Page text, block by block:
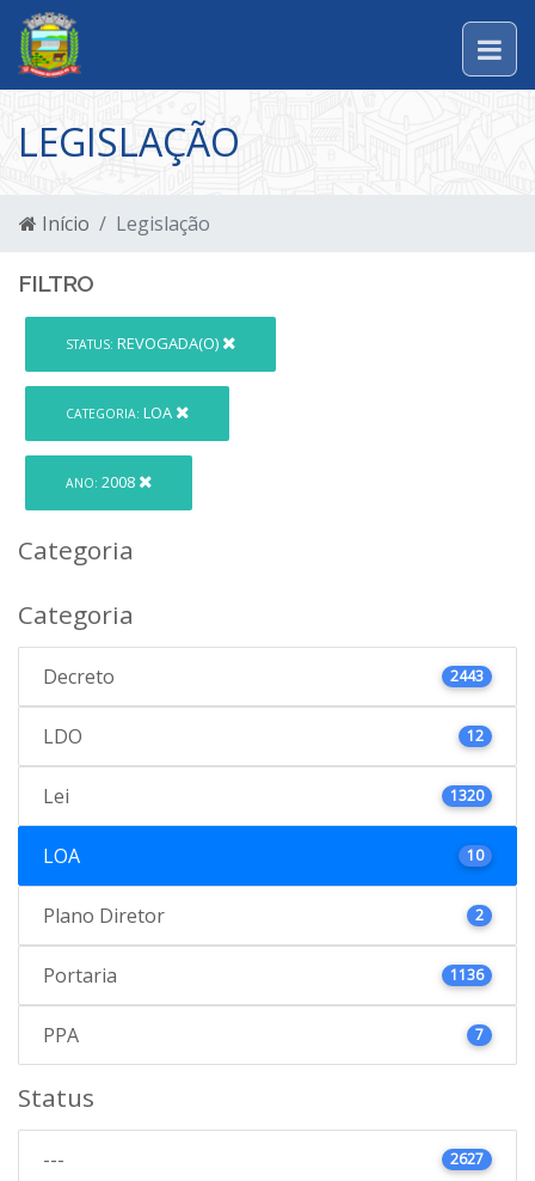
LEGISLAÇÃO
Início Legislação
FILTRO
STATUS: REVOGADA(O)
CATEGORIA: LOA
ANO: 2008
Categoria
Categoria
Decreto 2443
LDO 12
Lei 1320
LOA 10
Plano Diretor 2
Portaria 1136
PPA 7
Status
--- 2627